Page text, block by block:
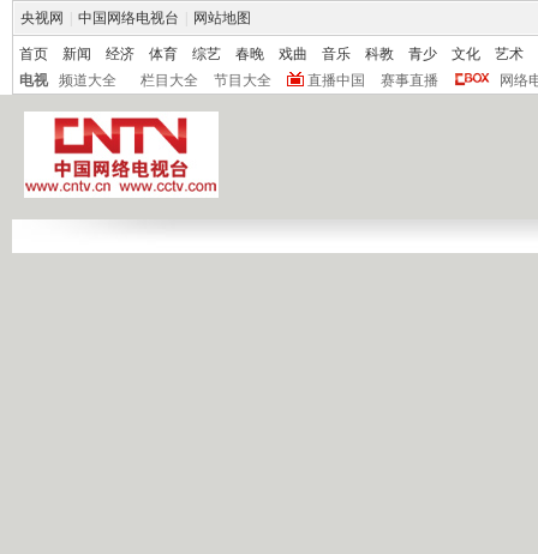
央视网 中国网络电视台 网站地图
首页 新闻 经济 体育 综艺 春晚 戏曲 音乐 科教 青少 文化
艺术
电视
频道大全 栏目大全 节目大全 直播中国 赛事直播 网络